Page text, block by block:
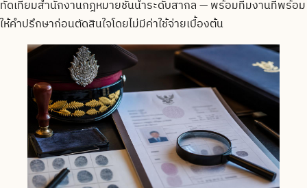
ทัดเทียมสำนักงานกฎหมายชั้นนำระดับสากล — พร้อมทีมงานที่พร้อม
ให้คำปรึกษาก่อนตัดสินใจโดยไม่มีค่าใช้จ่ายเบื้องต้น